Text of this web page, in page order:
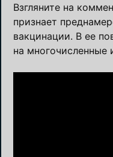
Взгляните на
признает
вакцинации. В ее
на многочисленные